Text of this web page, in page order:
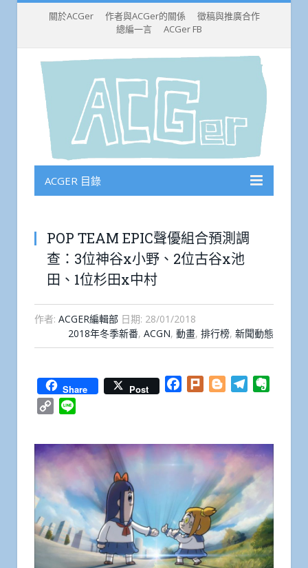
關於ACGer 作者與ACGer的關係
徵稿與推廣合作
總編一言
ACGer FB
ACGER 目錄
POP TEAM EPIC聲優組合預測調
查：3位神谷x小野、2位古谷x池
田、1位杉田x中村
作者: ACGER編輯部 日期: 28/01/2018
2018年冬季新番, ACGN, 動畫, 排行榜, 新聞動態
Share Post Facebook
Plurk BloggerTelegram
Copy